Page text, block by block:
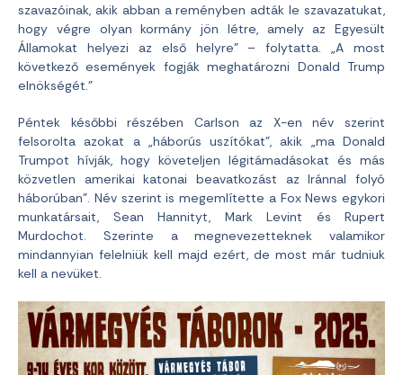
szavazóinak, akik abban a reményben adták le szavazatukat,
hogy végre olyan kormány jön létre, amely az Egyesült
Államokat helyezi az első helyre” – folytatta. „A most
következő események fogják meghatározni Donald Trump
elnökségét.”
Péntek későbbi részében Carlson az X-en név szerint
felsorolta azokat a „háborús uszítókat”, akik „ma Donald
Trumpot hívják, hogy követeljen légitámadásokat és más
közvetlen amerikai katonai beavatkozást az Iránnal folyó
háborúban”. Név szerint is megemlítette a Fox News egykori
munkatársait, Sean Hannityt, Mark Levint és Rupert
Murdochot. Szerinte a megnevezetteknek valamikor
mindannyian felelniük kell majd ezért, de most már tudniuk
kell a nevüket.